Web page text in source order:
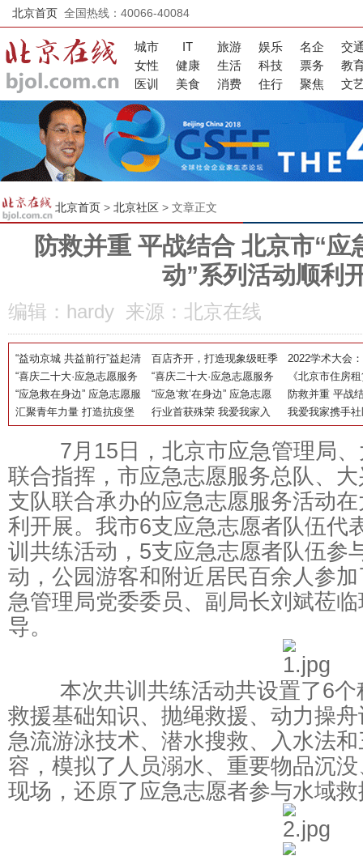
北京首页 全国热线：40066-40084
城市 IT 旅游 娱乐 名企
交
女性
健康 生活 科技 票务
教
医训
美食 消费 住行 聚焦 文
北京首页> 北京社区> 文章正文
防救并重 平战结合 北京市“应
动”系列活动顺利
编辑：hardy 来源：北京在线
“益动京城 共益前行”益起清
凉 情暖人心
百店齐开，打造现象级旺季
营销！新日线上线下“双阵
地”发力，赋能终端流量暴
涨！
2022学术大会
极应对人口老
“喜庆二十大·应急志愿服务
巡礼” 活动走进海淀石油共
生大院
“喜庆二十大·应急志愿服务
巡礼”活动走进香山
《北京市住房
施 北京我爱我
社区
“应急救在身边” 应急志愿服
务基层宣教活动走进门头沟
“应急‘救’在身边” 应急志愿
服务基层宣教活动走进顺义
防救并重 平战
市“应急志愿服
列活动顺利开展
汇聚青年力量 打造抗疫堡
垒，我爱我家青年志愿服务
站守护社区平安
行业首获殊荣 我爱我家入
选“北京榜样”
我爱我家携手
化身提货点守
7月15日，北京市应急管理局、
联合指挥，市应急志愿服务总队、
支队联合承办的应急志愿服务活动
利开展。我市6支应急志愿者队伍代
训共练活动，5支应急志愿者队伍参
动，公园游客和附近居民百余人参
急管理局党委委员、副局长刘斌莅
导。
本次共训共练活动共设置了6个
救援基础知识、抛绳救援、动力操
急流游泳技术、潜水搜救、入水法
容，模拟了人员溺水、重要物品沉
现场，还原了应急志愿者参与水域